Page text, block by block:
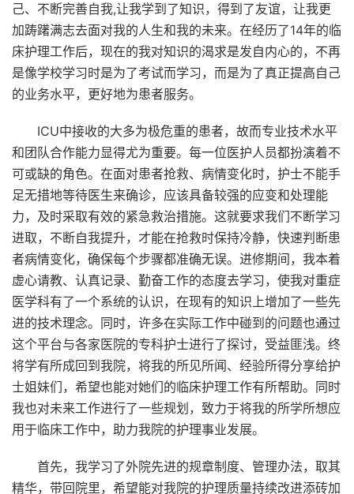
己、不断完善自我,让我学到了知识，得到了友谊，让我更
加踌躇满志去面对我的人生和我的未来。在经历了14年的临
床护理工作后，现在的我对知识的渴求是发自内心的，不再
是像学校学习时是为了考试而学习，而是为了真正提高自己
的业务水平，更好地为患者服务。
ICU中接收的大多为极危重的患者，故而专业技术水平
和团队合作能力显得尤为重要。每一位医护人员都扮演着不
可或缺的角色。在面对患者抢救、病情变化时，护士不能手
足无措地等待医生来确诊，应该具备较强的应变和处理能
力，及时采取有效的紧急救治措施。这就要求我们不断学习
进取，不断自我提升，才能在抢救时保持冷静，快速判断患
者病情变化，确保每个步骤都准确无误。进修期间，我本着
虚心请教、认真记录、勤奋工作的态度去学习，使我对重症
医学科有了一个系统的认识，在现有的知识上增加了一些先
进的技术理念。同时，许多在实际工作中碰到的问题也通过
这个平台与各家医院的专科护士进行了探讨，受益匪浅。终
将学有所成回到我院，将我的所见所闻、经验所得分享给护
士姐妹们，希望也能对她们的临床护理工作有所帮助。同时
我也对未来工作进行了一些规划，致力于将我的所学所想应
用于临床工作中，助力我院的护理事业发展。
首先，我学习了外院先进的规章制度、管理办法，取其
精华，带回院里，希望能对我院的护理质量持续改进添砖加